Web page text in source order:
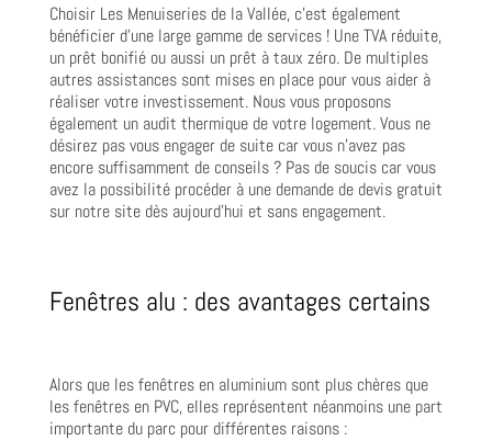
Choisir Les Menuiseries de la Vallée, c’est également
bénéficier d’une large gamme de services ! Une TVA réduite,
un prêt bonifié ou aussi un prêt à taux zéro. De multiples
autres assistances sont mises en place pour vous aider à
réaliser votre investissement. Nous vous proposons
également un audit thermique de votre logement. Vous ne
désirez pas vous engager de suite car vous n’avez pas
encore suffisamment de conseils ? Pas de soucis car vous
avez la possibilité procéder à une demande de devis gratuit
sur notre site dès aujourd’hui et sans engagement.
Fenêtres alu : des avantages certains
Alors que les fenêtres en aluminium sont plus chères que
les fenêtres en PVC, elles représentent néanmoins une part
importante du parc pour différentes raisons :